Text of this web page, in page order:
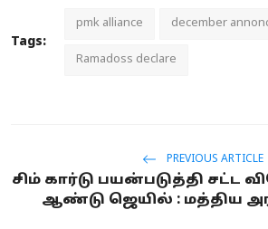
Tags:
pmk alliance december
Ramadoss declare
PREVIOUS ARTICLE
சிம் கார்டு பயன்படுத்தி சட்ட
ஆண்டு ஜெயில் : மத்திய